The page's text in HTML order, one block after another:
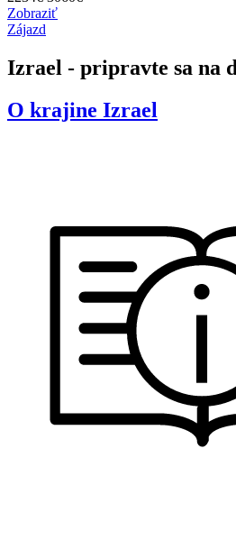
Zobraziť
Zájazd
Izrael - pripravte sa na
O krajine Izrael